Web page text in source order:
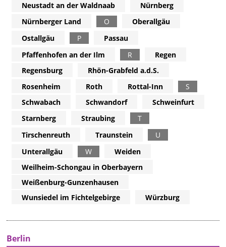
Neustadt an der Waldnaab
Nürnberg
Nürnberger Land
O
Oberallgäu
Ostallgäu
P
Passau
Pfaffenhofen an der Ilm
R
Regen
Regensburg
Rhön-Grabfeld a.d.S.
Rosenheim
Roth Rottal-Inn
S
Schwabach
Schwandorf
Schweinfurt
Starnberg
Straubing
T
Tirschenreuth
Traunstein
U
Unterallgäu
W
Weiden
Weilheim-Schongau in Oberbayern
Weißenburg-Gunzenhausen
Wunsiedel im Fichtelgebirge
Würzburg
Berlin